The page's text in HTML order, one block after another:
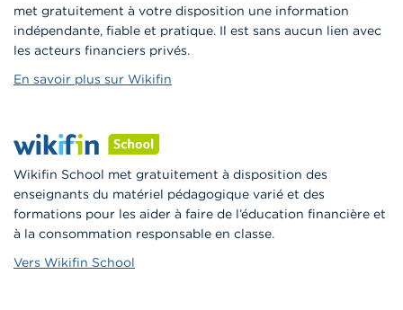
met gratuitement à votre disposition une information
indépendante, fiable et pratique. Il est sans aucun lien avec
les acteurs financiers privés.
En savoir plus sur Wikifin
Wikifin School met gratuitement à disposition des
enseignants du matériel pédagogique varié et des
formations pour les aider à faire de l’éducation financière et
à la consommation responsable en classe.
Vers Wikifin School